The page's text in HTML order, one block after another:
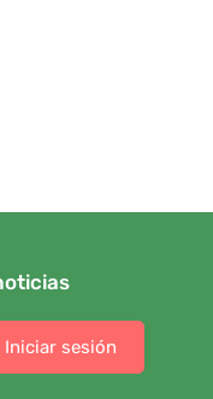
Iniciar sesión